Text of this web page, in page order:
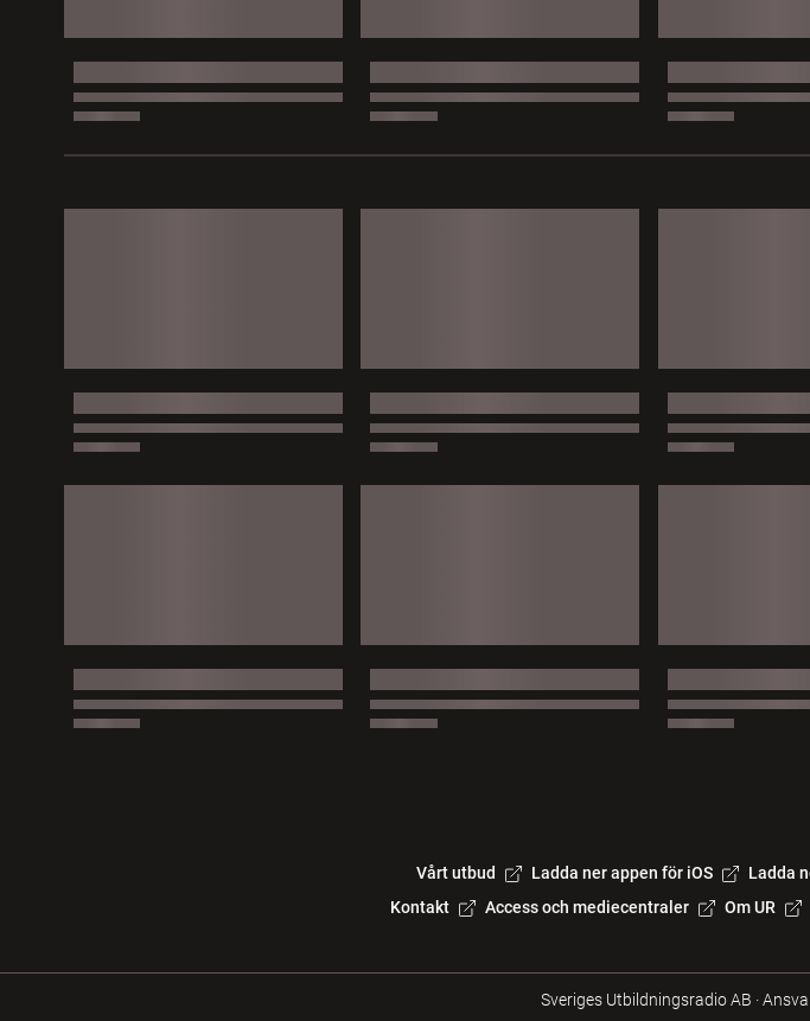
Vårt utbud Ladda ner appen för iOS Ladda
Kontakt
Access och mediecentraler Om UR
Sveriges Utbildningsradio AB ·